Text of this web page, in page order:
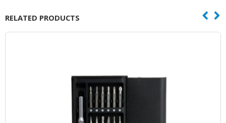
RELATED PRODUCTS